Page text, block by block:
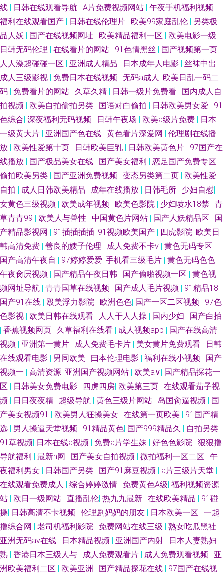
线 | 日韩在线观看导航 | A片免费视频网站 | 午夜手机福利视频 |
福利在线观看国产 | 日韩在线伦理片 | 欧美99家庭乱伦 | 另类极
品人妖 | 国产在线视频网址 | 欧美精品福利一区 | 欧美电影一级 |
日韩无码伦理 | 在线看片的网站 | 91色情黑丝 | 国产视频第一页 |
人人澡超碰碰一区 | 亚洲成人精品 | 日本成年人电影 | 丝袜中出 |
成人三级影视 | 免费日本在线视频 | 无码a成人| 欧美日乱一码二
码 | 免费看片的网站 | 久草久精 | 日韩一级片免费看 | 国内成人自
拍视频 | 欧美自拍偷拍另类 | 国语对白偷拍 | 日韩欧美男女爱 | 91
色综合| 深夜福利无码视频 | 日韩午夜场 | 欧美a级片免费 | 日本
一级黄大片 | 亚洲国产色在线 | 黄色看片深爱网 | 伦理剧在线播
放 | 欧美性爱第十页 | 日韩欧美巨乳 | 日韩欧美黄色片 | 97国产在
线播放 | 国产极品美女在线 | 国产美女福利 | 恋足国产免费专区 |
偷拍欧美另类 | 国产亚洲免费视频 | 变态另类第二页 | 欧美性爱
自拍 | 成人日韩欧美精品 | 成年在线播放 | 日韩毛所 | 少妇自慰|
女黄色三级视频 | 欧美成年视频 | 欧美色影院 | 少妇喷水18禁 | 青
草青青99 | 欧美人与兽性 | 中国黄色片网站 | 国产人妖精品区 | 国
产精品影视网 | 91插插插插| 91视频欧美国产 | 四虎影院| 欧美日
韩高清免费 | 善良的嫂子伦理 | 成人免费不卡ⅴ | 黄色无码专区 |
国产高清午夜自 | 97婷婷爱爱| 手机看三级毛片 | 黄色无码色色 |
午夜肏屄视频 | 国产精品午夜日韩 | 国产偷啪视频一区 | 黄色视
频网址导航 | 青青国草在线视频 | 国产成人毛片视频 | 91精品18|
国产91在线 | 殴美浮力影院 | 欧洲色色| 国产一区二区视频 | 97色
色影视 | 欧美日韩在线观看 | 人人干人人操 | 国内少妇 | 国产白拍
| 香蕉视频网页 | 久草福利在线看 | 成人视频app | 国产在线高清
视频 | 亚洲第一黄片 | 成人免费毛卡片 | 美女黄片免费观看 | 日韩
在线观看电影 | 男同欧美 | 曰本伦理电影 | 福利在线小视频 | 国产
视频一 | 高清资源| 亚洲国产视频网站 | 欧美a∨| 国产精品探花一
区 | 日韩美女免费电影 | 四虎四房| 欧美第三页 | 在线观看茄子视
频 | 日日夜夜精 | 超级导航 | 黄色三级片网站 | 岛国肏逼视频 | 国
产美女视频91 | 欧美男人狂操美女 | 在线第一页欧美 | 91国产精
选 | 男人操逼天堂视频 | 91精品黄色| 国产999精品久 | 自拍另类 |
91草视频| 日本在线a视频 | 免费a片学生妹 | 好色色影院 | 狠狠撸
导航福利 | 最新h网 | 国产美女自拍视频 | 微拍福利一区二区 | 午
夜福利男女 | 日韩国产另类 | 国产91麻豆视频 | a片三级片天堂 |
在线观看免费成人 | 综合婷婷激情 | 免费黄色A级| 福利视频资源
站 | 欧日一级网站 | 直播乱伦| 热九九最新 | 在线欧美精品 | 91碰
操| 日韩高清不卡视频 | 伦理剧妈妈的朋友 | 日本欧美一区 | 一起
撸综合网 | 老司机福利影院 | 免费网站在线三级 | 熟女吃瓜黑社 |
亚洲无码av在线 | 日本精品视频 | 亚洲国产内射 | 日本人妻熟妇
熟 | 香港日本三级人与 | 成人免费观看片 | 成人免费观看视频 | 亚
洲欧美福利二区 | 欧美亚洲 | 国产精品探花在线 | 97国产在线视